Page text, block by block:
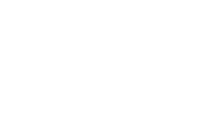
YMCA-1.jpg